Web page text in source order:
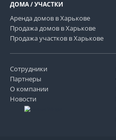
ДОМА / УЧАСТКИ
Аренда домов в Харькове
Продажа домов в Харькове
Продажа участков в Харькове
Сотрудники
Партнеры
О компании
Новости